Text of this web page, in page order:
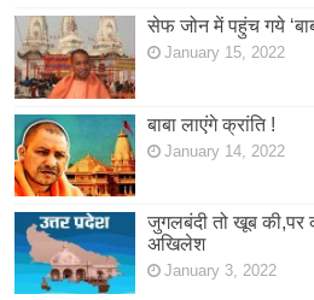
सेफ जोन में पहुंच गये
January 15, 2022
बाबा लाएंगे क्रांति !
January 14, 2022
जुगलबंदी तो खूब की,पर
अखिलेश
January 3, 2022